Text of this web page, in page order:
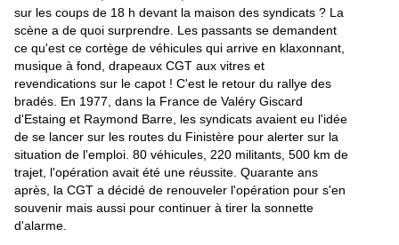
sur les coups de 18 h devant la maison des syndicats ? La
scène a de quoi surprendre. Les passants se demandent
ce qu'est ce cortège de véhicules qui arrive en klaxonnant,
musique à fond, drapeaux CGT aux vitres et
revendications sur le capot ! C'est le retour du rallye des
bradés. En 1977, dans la France de Valéry Giscard
d'Estaing et Raymond Barre, les syndicats avaient eu l'idée
de se lancer sur les routes du Finistère pour alerter sur la
situation de l'emploi. 80 véhicules, 220 militants, 500 km de
trajet, l'opération avait été une réussite. Quarante ans
après, la CGT a décidé de renouveler l'opération pour s'en
souvenir mais aussi pour continuer à tirer la sonnette
d'alarme.